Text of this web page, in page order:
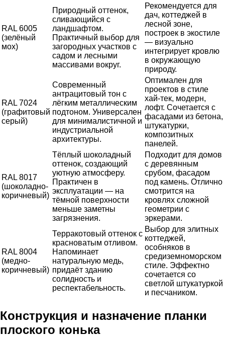
RAL 6005
(зелёный
мох)
Природный оттенок,
сливающийся с
ландшафтом.
Практичный выбор для
загородных участков с
садом и лесными
массивами вокруг.
Рекомендуется для
дач, коттеджей в
лесной зоне,
построек в экостиле
— визуально
интегрирует кровлю
в окружающую
природу.
RAL 7024
(графитовый
серый)
Современный
антрацитовый тон с
лёгким металлическим
подтоном. Универсален
для минималистичной и
индустриальной
архитектуры.
Оптимален для
проектов в стиле
хай-тек, модерн,
лофт. Сочетается с
фасадами из бетона,
штукатурки,
композитных
панелей.
RAL 8017
(шоколадно-
коричневый)
Тёплый шоколадный
оттенок, создающий
уютную атмосферу.
Практичен в
эксплуатации — на
тёмной поверхности
меньше заметны
загрязнения.
Подходит для домов
с деревянным
срубом, фасадом
под камень. Отлично
смотрится на
кровлях сложной
геометрии с
эркерами.
RAL 8004
(медно-
коричневый)
Терракотовый оттенок с
красноватым отливом.
Напоминает
натуральную медь,
придаёт зданию
солидность и
респектабельность.
Выбор для элитных
коттеджей,
особняков в
средиземноморском
стиле. Эффектно
сочетается со
светлой штукатуркой
и песчаником.
Конструкция и назначение планки
плоского конька